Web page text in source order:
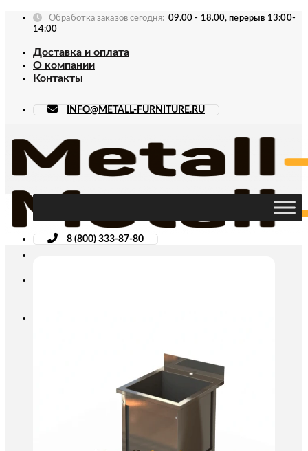
Skip
Обработка заказов сегодня: 09.00 - 18.00, перерыв 13:00-
14:00
Доставка и оплата
О компании
Контакты
INFO@METALL-FURNITURE.RU
8 (800) 333-87-80